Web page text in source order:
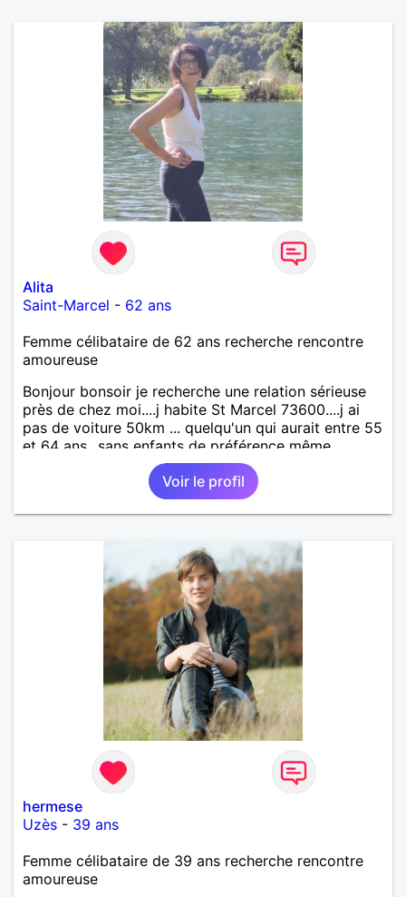
Alita
Saint-Marcel - 62 ans
Femme célibataire de 62 ans recherche rencontre
amoureuse
Bonjour bonsoir je recherche une relation sérieuse
près de chez moi....j habite St Marcel 73600....j ai
pas de voiture 50km ... quelqu'un qui aurait entre 55
et 64 ans...sans enfants de préférence même
adultes et qui n aurait garder aucun contact avec
une où plusieurs ex...si vous correspondez à ma
recherche ecrivez moi je vous répondrai...
Voir le profil
hermese
Uzès - 39 ans
Femme célibataire de 39 ans recherche rencontre
amoureuse